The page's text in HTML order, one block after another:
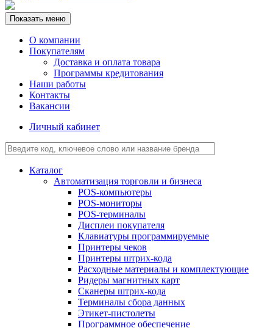
Показать меню
О компании
Покупателям
Доставка и оплата товара
Программы кредитования
Наши работы
Контакты
Вакансии
Личный кабинет
Каталог
Автоматизация торговли и бизнеса
POS-компьютеры
POS-мониторы
POS-терминалы
Дисплеи покупателя
Клавиатуры программируемые
Принтеры чеков
Принтеры штрих-кода
Расходные материалы и комплектующие
Ридеры магнитных карт
Сканеры штрих-кода
Терминалы сбора данных
Этикет-пистолеты
Программное обеспечение